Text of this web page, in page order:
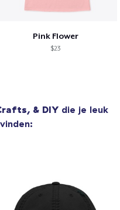
Pink Flower
$23
& DIY die je leuk